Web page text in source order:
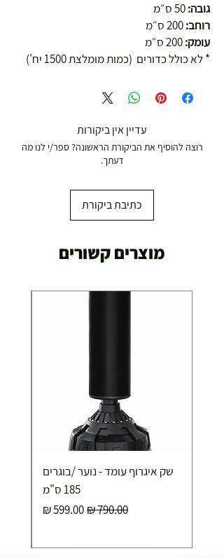
גובה:
רוחב:
עומק:
* לא כולל כדורים (כמות מומלצת 1500 יח')
עדיין אין ביקורות
רוצה להוסיף את הביקורת הראשונה? ספר/י לנו מה
דעתך.
כתיבת ביקורת
מוצרים קשורים
שק איגרוף עומד - נוער /בוגרים
185 ס"מ
מחיר רגילמחיר מבצע